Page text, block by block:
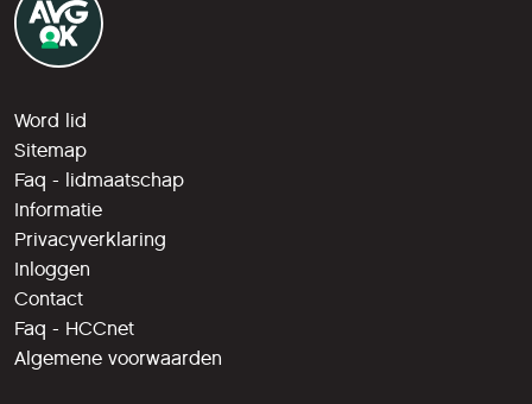
Word lid
Sitemap
Faq - lidmaatschap
Informatie
Privacyverklaring
Inloggen
Contact
Faq - HCCnet
Algemene voorwaarden